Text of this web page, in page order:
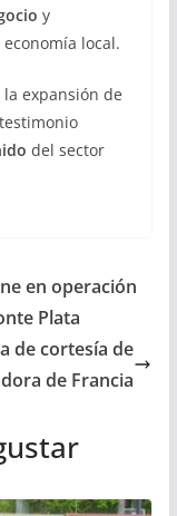
y
local.
expansión de
del sector
en operación
Plata
de cortesía de
de Francia